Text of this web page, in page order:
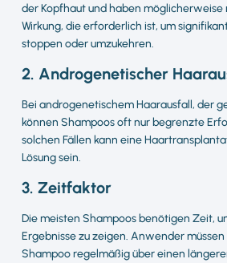
der Kopfhaut und haben
Wirkung, die erforderlich ist, um
stoppen oder umzukehren.
2. Androgenetischer
Bei androgenetischem Haarausfall, der
können Shampoos oft nur begrenzte
solchen Fällen kann eine
Lösung sein.
3. Zeitfaktor
Die meisten Shampoos benötigen Zeit,
Ergebnisse zu zeigen. Anwender
Shampoo regelmäßig über einen